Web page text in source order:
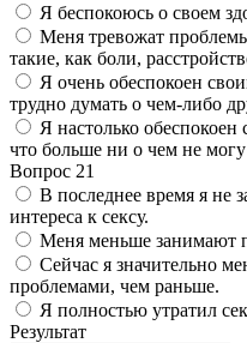
Я беспокоюсь о своем
Меня тревожат
такие, как боли,
Я очень обеспокоен
трудно думать о чем-либо
Я настолько
что больше ни о чем не
Вопрос 21
В последнее время я не
интереса к сексу.
Меня меньше занимают
Сейчас я значительно
проблемами, чем раньше.
Я полностью утратил
Результат